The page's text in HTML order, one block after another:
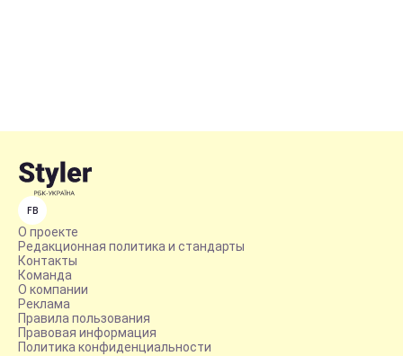
FB
О проекте
Редакционная политика и стандарты
Контакты
Команда
О компании
Реклама
Правила пользования
Правовая информация
Политика конфиденциальности